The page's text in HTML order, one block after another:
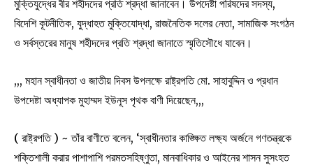
মুক্তিযুদ্ধের বীর শহীদদের প্রতি শ্রদ্ধা জানাবেন। উপদেষ্টা পরিষদের সদস্য,
বিদেশি কূটনীতিক, যুদ্ধাহত মুক্তিযোদ্ধা, রাজনৈতিক দলের নেতা, সামাজিক সংগঠন
ও সর্বস্তরের মানুষ শহীদদের প্রতি শ্রদ্ধা জানাতে স্মৃতিসৌধে যাবেন।
,,, মহান স্বাধীনতা ও জাতীয় দিবস উপলক্ষে রাষ্ট্রপতি মো. সাহাবুদ্দিন ও প্রধান
উপদেষ্টা অধ্যাপক মুহাম্মদ ইউনূস পৃথক বাণী দিয়েছেন,,,
( রাষ্ট্রপতি ) ~ তাঁর বাণীতে বলেন, ‘স্বাধীনতার কাঙ্ক্ষিত লক্ষ্য অর্জনে গণতন্ত্রকে
শক্তিশালী করার পাশাপাশি পরমতসহিষ্ণুতা, মানবাধিকার ও আইনের শাসন সুসংহত